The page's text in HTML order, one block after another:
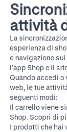
attività
La
esperienza di
e navigazione
l’app Shop e il
Quando accedi o
web, le tue
seguenti modi:
Il carrello viene
Shop. Scopri di
I prodotti che hai